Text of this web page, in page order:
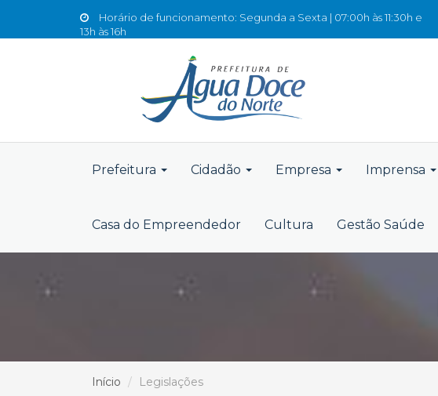
Horário de funcionamento: Segunda a Sexta | 07:00h às 11:30h e
13h às 16h
Prefeitura Cidadão Empresa Imprensa
Casa do Empreendedor Cultura Gestão Saúde
Início Legislações